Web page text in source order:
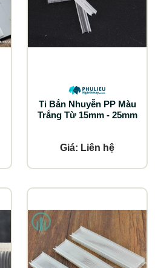
Ti Bắn Nhuyễn PP Màu
Trắng Từ 15mm - 25mm
Giá: Liên hệ